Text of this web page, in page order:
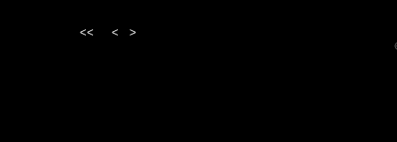
<< < >